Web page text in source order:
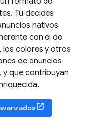
Tú decides
nativos
con el de
los colores y otros
de anuncios
y que contribuyan